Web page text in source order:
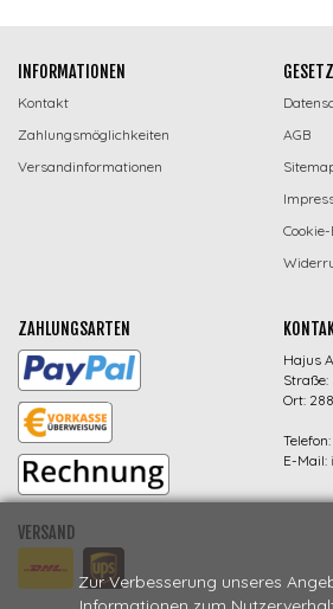
Zur Verbesserung unseres
INFORMATIONEN
Kontakt
Zahlungsmöglichkeiten
Versandinformationen
AGB
ZAHLUNGSARTEN
VERSAND
Hajus
Ort:
E-Mail: